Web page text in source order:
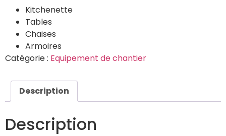
Kitchenette
Tables
Chaises
Armoires
Catégorie : Equipement de chantier
Description
Description